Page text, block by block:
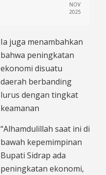
NOV
2025
Ia juga menambahkan
bahwa peningkatan
ekonomi disuatu
daerah berbanding
lurus dengan tingkat
keamanan
“Alhamdulillah saat ini di
bawah kepemimpinan
Bupati Sidrap ada
peningkatan ekonomi,